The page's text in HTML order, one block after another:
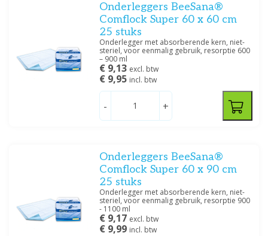
Onderleggers BeeSana®
Comflock Super 60 x 60 cm
25 stuks
Onderlegger met absorberende kern, niet-
steriel, voor eenmalig gebruik, resorptie 600
– 900 ml
€ 9,13 excl. btw
€ 9,95 incl. btw
- +
Onderleggers BeeSana®
Comflock Super 60 x 90 cm
25 stuks
Onderlegger met absorberende kern, niet-
steriel, voor eenmalig gebruik, resorptie 900
- 1100 ml
€ 9,17 excl. btw
€ 9,99 incl. btw